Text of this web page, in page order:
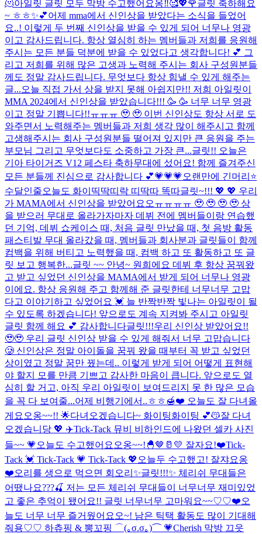
🫠아일릿 글릿 모두 막방 수고했어요옹‼︎🥰💖🌹글릿 축하해요
~ ㅎㅎ✨💕어제 mma에서 신인상을 받았다는 소식을 들었어
요..! 이렇게 두 번째 신인상을 받을 수 있게 되어 너무나 영광
이고 감사드립니다. 항상 열심히 하는 멤버들과 저희를 응원해
주시는 모든 분들 덕분에 받을 수 있었다고 생각합니다! 💕 그
리고 저희를 위해 많은 고생과 노력해 주시는 회사 구성원분들
께도 정말 감사드립니다. 무엇보다 항상 힘낼 수 있게 해주는
글...오늘 직접 가서 상을 받지 못해 아쉽지만!! 저희 아일릿이
MMA 2024에서 신인상을 받았습니다!!! 🥳 🥳 너무 너무 영광
이고 정말 기쁩니다!!ㅠㅠㅠ 🥹 🥹 이번 신인상도 항상 서로 도
와주면서 노력해주는 멤버들과 저희 생각 많이 해주시고 함께
고생해주시는 회사 구성원분들 떨어져 있지만 큰 응원을 주는
부모님 그리고 무엇보다도 소중하고 가장 큰...글릿!! 오늘은
기아 타이거즈 V12 페스타 축하무대에 섰어요! 함께 즐겨주신
모든 분들께 진심으로 감사합니다 💕💗💗💗 오랜만에 긴머리⭐
수달인줄오늘도 화이띡딱띠락 띠딱따 똑따글릿~!!! 💖 💖 우리
가 MAMA에서 신인상을 받았어요오ㅠㅠㅠㅠ 🥹 🥹 🥹 🥹 상
을 받으러 무대로 올라가자마자 데뷔 전에 멤버들이랑 연습했
던 기억, 데뷔 쇼케이스 때, 처음 글릿 만났을 때, 첫 음방 활동
패스티발 무대 올라갔을 때, 멤버들과 회사분과 글릿들이 함께
컴백을 위해 버티고 노력했을 때, 컴백 하고 또 활동하고 또 글
릿 보고 행복한...글릿 ~~ 안녕~ 원희에요 데뷔 후 항상 꿈꿔왔
고 받고 싶었던 신인상을 MAMA에서 받게 되어 너무나 영광
이에요. 항상 응원해 주고 함께해 준 글릿한테 너무너무 고맙
다고 이야기하고 싶었어요 💓 늘 반짝반짝 빛나는 아일릿이 될
수 있도록 하겠습니다! 앞으로도 계속 지켜봐 주시고 아일릿
글릿 함께 해요 💕 감사합니다글릿!!!우리 신인상 받았어요!!
🥹🥹 우리 글릿 신인상 받을 수 있게 해줘서 너무 고맙습니다
🥲 신인상은 정말 아이돌을 꿈꿔 왔을 때부터 꼭 받고 싶었던
상이였고 정말 꿈만 꿨는데.. 이렇게 받게 되어 어떻게 표현해
야 할지 모를 만큼 기쁘고 감사한 마음이 큽니다. 앞으로도 열
심히 할 거고, 아직 우리 아일릿이 보여드리지 못 한 많은 모습
을 꼭 다 보여줄...어제 비행기에서..ㅎㅎ🍯❤️ 오늘도 잘 다녀올
게요오옹~~!! 🌟다녀오겠습니다~ 화이팅화이팅 💕😽잘 다녀
오겠습니당 💖 ✈️Tick-Tack 뮤비 비하인드에 나왔던 셀카 사진
들~~ 💗 오늘도 수고했어요오옹~~!🐣🤎🥛💛 잘자요!❤️Tick-
Tack 💓 Tick-Tack 💗 Tick-Tack 💖 오늘두 수고했고! 잘쟈요옹
❤️오리를 생으로 먹으면 회오리 ✨글릿!!!✨ 체리쉬 무대들은
어땠나요???🍒 저는 모든 체리쉬 무대들이 너무너무 재미있었
고 좋은 추억이 됐어요!! 글릿 너무너무 고마워요~~♡♡❤️오
늘도 너무 너무 즐거웠어요오~! 남은 틱택 활동도 많이 기대해
줘용♡♡ 하츄핑 & 뽕꼬핑 ⌒(｡σ.σ｡)⌒ 💗Cherish 막방 끄읏